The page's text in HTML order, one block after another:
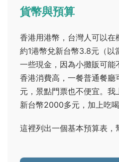
貨幣與預算
香港用港幣，台灣人可以在
約1港幣兌新台幣3.8元（以
一些現金，因為小攤販可能
香港消費高，一餐普通餐
元，景點門票也不便宜。
新台幣2000多元，加上吃
這裡列出一個基本預算表，